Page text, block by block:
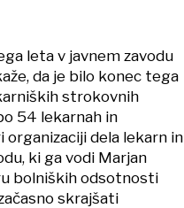
leta v javnem zavodu
da je bilo konec tega
strokovnih
54 lekarnah in
organizaciji dela lekarn in
ki ga vodi Marjan
bolniških odsotnosti
skrajšati